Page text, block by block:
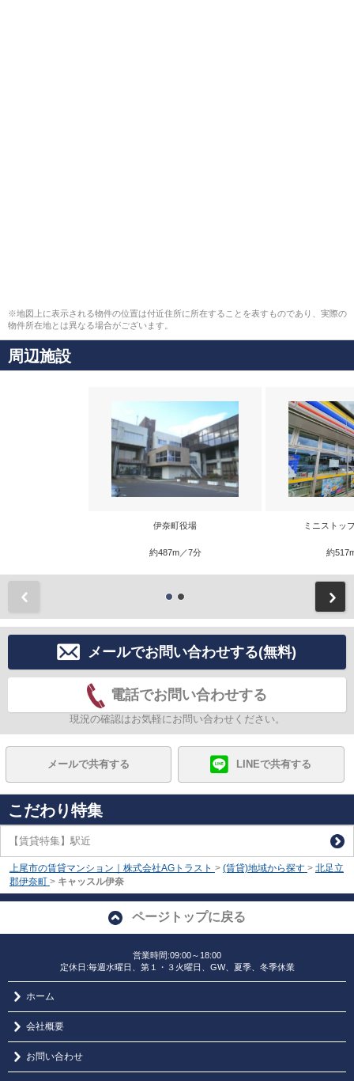
※地図上に表示される物件の位置は付近住所に所在することを表すものであり、実際の
物件所在地とは異なる場合がございます。
周辺施設
伊奈町役場
約487m／7分
ミニストッ
約
メールでお問い合わせする(無料)
電話でお問い合わせする
現況の確認はお気軽にお問い合わせください。
メールで共有する LINEで共有する
こだわり特集
【賃貸特集】駅近
上尾市の賃貸マンション｜株式会社AGトラスト > (賃貸)地域から探す > 北足立
郡伊奈町 > キャッスル伊奈
ページトップに戻る
営業時間:09:00～18:00
定休日:毎週水曜日、第１・３火曜日、GW、夏季、冬季休業
ホーム
会社概要
お問い合わせ